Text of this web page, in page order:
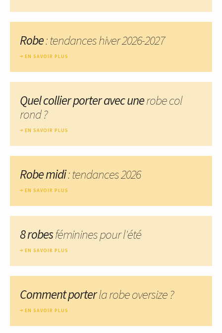
Robe: tendances hiver 2026-2027
EN SAVOIR PLUS
Quel collier porter avec unerobe col
rond ?
EN SAVOIR PLUS
Robe midi: tendances 2026
EN SAVOIR PLUS
8 robesféminines pour l'été
EN SAVOIR PLUS
Comment porterla robe oversize ?
EN SAVOIR PLUS